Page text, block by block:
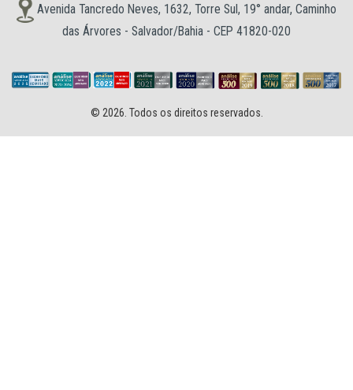
Avenida Tancredo Neves, 1632, Torre Sul, 19° andar, Caminho
das Árvores - Salvador/Bahia - CEP 41820-020
© 2026. Todos os direitos reservados.